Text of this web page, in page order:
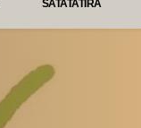
SATATATIRA